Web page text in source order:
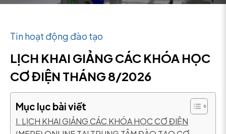
KHÓA HỌC
Tin hoạt động đào tạo
LỊCH KHAI GIẢNG CÁC KHÓA HỌC
CƠ ĐIỆN THÁNG 8/2026
Mục lục bài viết
I. LỊCH KHAI GIẢNG CÁC KHÓA HỌC CƠ ĐIỆN